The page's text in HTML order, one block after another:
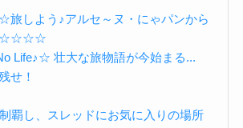
よう♪アルセ～ヌ・にゃパンから
Life♪☆ 壮大な旅物語が今始まる...
せ！
覇し、スレッドにお気に入りの場所